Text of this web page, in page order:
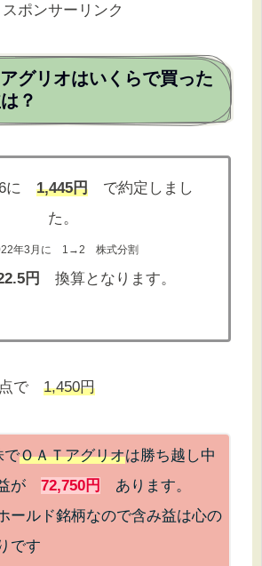
スポンサーリンク
グリオはいくらで買った
？
に 1,445円で約定しまし
た。
年3月に 1→2 株式分割
円 換算となります。
で 1,450円
でＯＡＴアグリオは勝ち越し中
益が72,750円
あります。
ールド銘柄なので含み益は心の
です